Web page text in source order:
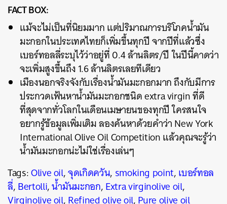
FACT BOX:
แม้จะไม่เป็นที่นิยมมาก แต่ปริมาณการบริโภคน้ำมัน
มะกอกในประเทศไทยก็เพิ่มขึ้นทุกปี จากปีที่แล้วซึ่ง
เบอร์ทอลลี่ระบุไว้ว่าอยู่ที่ 0.4 ล้านลิตร/ปี ในปีนี้คาดว่า
จะเพิ่มสูงขึ้นถึง 1.6 ล้านลิตรเลยทีเดียว
เมืองนอกจริงจังกับเรื่องน้ำมันมะกอกมาก ถึงกับมีการ
ประกวดเฟ้นหาน้ำมันมะกอกชนิด extra virgin ที่ดี
ที่สุดจากทั่วโลกในเดือนเมษายนของทุกปี ใครสนใจ
อยากรู้ข้อมูลเพิ่มเติม ลองค้นหาด้วยคำว่า New York
International Olive Oil Competition แล้วคุณจะรู้ว่า
น้ำมันมะกอกน่ะไม่ใช่เรื่องเล่นๆ
Tags:Olive oil,จุดเกิดควัน, smoking point,เบอร์ทอล
ลี่,Bertolli,น้ำมันมะกอก,Extra virginolive oil,
Virginolive oil,Refined olive oil,Pure olive oil